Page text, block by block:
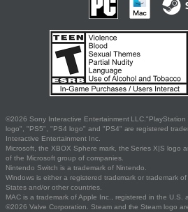
©2026 Sony Interactive Entertainment
logo", "PS5", "PS4 logo" and "PS4" are registered
Interactive Entertainment Inc.
Microsoft, the XBOX Sphere mark, the Series X|S logo
of the Microsoft group of companies.
Nintendo Switch is a trademark of Nintendo.
Windows is either a registered trademark or trademark
States and/or other countries.
MAC is a trademark of Apple Inc., registered in the U.S.
©2026 Valve Corporation. Steam and the Steam logo